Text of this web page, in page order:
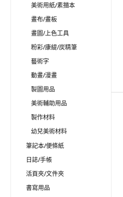
美術用紙/素描本
畫布/畫板
畫圖/上色工具
粉彩/康緹/炭精筆
藝術字
動畫/漫畫
製圖用品
美術輔助用品
製作材料
幼兒美術材料
筆記本/便條紙
日誌/手帳
活頁夾/文件夾
書寫用品